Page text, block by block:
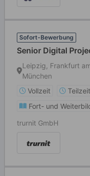
Sofort-Bewerbung
Senior Digital
Leipzig, Frankfurt
München
Vollzeit
Teilzeit
Fort- und
trurnit GmbH